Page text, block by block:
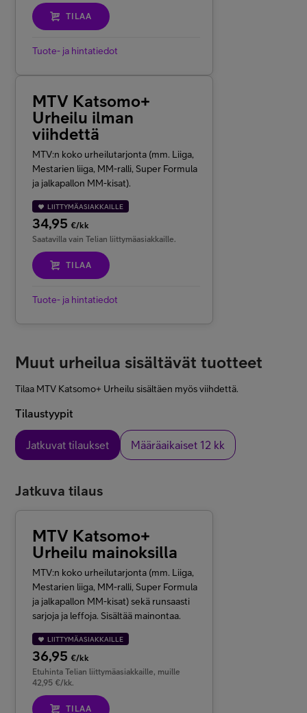
TILAA
Tuote- ja hintatiedot
MTV Katsomo+
Urheilu ilman
viihdettä
MTV:n koko urheilutarjonta (mm. Liiga,
Mestarien liiga, MM-ralli, Super Formula
ja jalkapallon MM-kisat).
LIITTYMÄASIAKKAILLE
34,95 €/kk
Saatavilla vain Telian liittymäasiakkaille.
TILAA
Tuote- ja hintatiedot
Muut urheilua sisältävät tuotteet
Tilaa MTV Katsomo+ Urheilu sisältäen myös viihdettä.
Tilaustyypit
Jatkuvat tilaukset Määräaikaiset 12 kk
Jatkuva tilaus
MTV Katsomo+
Urheilu mainoksilla
MTV:n koko urheilutarjonta (mm. Liiga,
Mestarien liiga, MM-ralli, Super Formula
ja jalkapallon MM-kisat) sekä runsaasti
sarjoja ja leffoja. Sisältää mainontaa.
LIITTYMÄASIAKKAILLE
36,95 €/kk
Etuhinta Telian liittymäasiakkaille, muille
42,95 €/kk.
TILAA